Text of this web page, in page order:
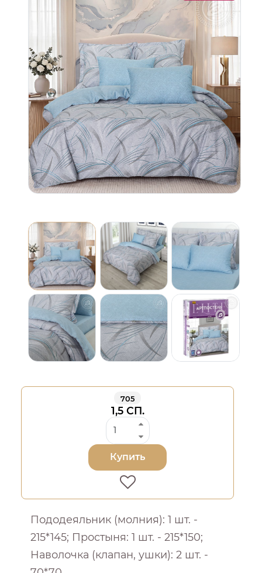
705
1,5 СП.
Купить
Пододеяльник (молния): 1 шт. -
215*145; Простыня: 1 шт. - 215*150;
Наволочка (клапан, ушки): 2 шт. -